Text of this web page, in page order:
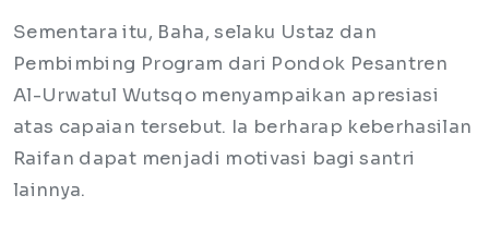
Sementara itu, Baha, selaku Ustaz dan
Pembimbing Program dari Pondok Pesantren
Al-Urwatul Wutsqo menyampaikan apresiasi
atas capaian tersebut. Ia berharap keberhasilan
Raifan dapat menjadi motivasi bagi santri
lainnya.